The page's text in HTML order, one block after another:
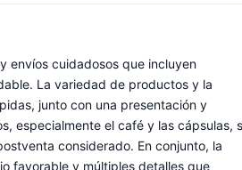
envíos cuidadosos que incluyen
La variedad de productos y la
junto con una presentación y
especialmente el café y las cápsulas,
considerado. En conjunto, la
favorable y múltiples detalles que